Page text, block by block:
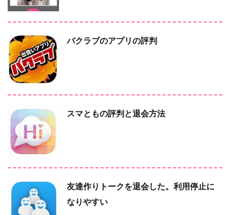
バクラブのアプリの評判
スマともの評判と退会方法
友達作りトークを退会した。利用停止に
なりやすい